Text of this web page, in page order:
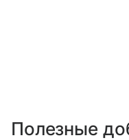
Полезные